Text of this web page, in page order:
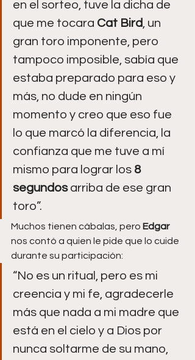
en el sorteo, tuve la dicha de
que me tocara Cat Bird , un
gran toro imponente, pero
tampoco imposible, sabía que
estaba preparado para eso y
más, no dude en ningún
momento y creo que eso fue
lo que marcó la diferencia, la
confianza que me tuve a mí
mismo para lograr los 8
segundos arriba de ese gran
toro”.
Muchos tienen cábalas, pero Edgar
nos contó a quien le pide que lo cuide
durante su participación:
“No es un ritual, pero es mi
creencia y mi fe, agradecerle
más que nada a mi madre que
está en el cielo y a Dios por
nunca soltarme de su mano,